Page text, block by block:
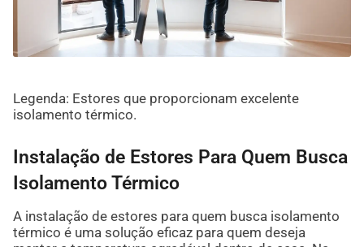
Legenda: Estores que proporcionam excelente
isolamento térmico.
Instalação de Estores Para Quem Busca
Isolamento Térmico
A instalação de estores para quem busca isolamento
térmico é uma solução eficaz para quem deseja